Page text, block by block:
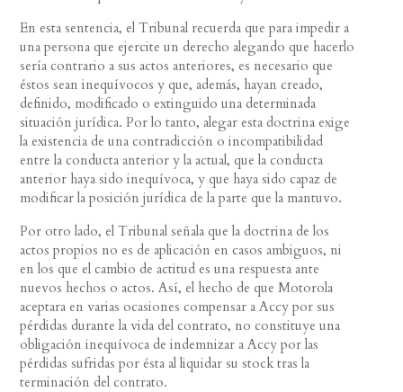
En esta sentencia, el Tribunal recuerda que para impedir a
una persona que ejercite un derecho alegando que hacerlo
sería contrario a sus actos anteriores, es necesario que
éstos sean inequívocos y que, además, hayan creado,
definido, modificado o extinguido una determinada
situación jurídica. Por lo tanto, alegar esta doctrina exige
la existencia de una contradicción o incompatibilidad
entre la conducta anterior y la actual, que la conducta
anterior haya sido inequívoca, y que haya sido capaz de
modificar la posición jurídica de la parte que la mantuvo.
Por otro lado, el Tribunal señala que la doctrina de los
actos propios no es de aplicación en casos ambiguos, ni
en los que el cambio de actitud es una respuesta ante
nuevos hechos o actos. Así, el hecho de que Motorola
aceptara en varias ocasiones compensar a Accy por sus
pérdidas durante la vida del contrato, no constituye una
obligación inequívoca de indemnizar a Accy por las
pérdidas sufridas por ésta al liquidar su stock tras la
terminación del contrato.